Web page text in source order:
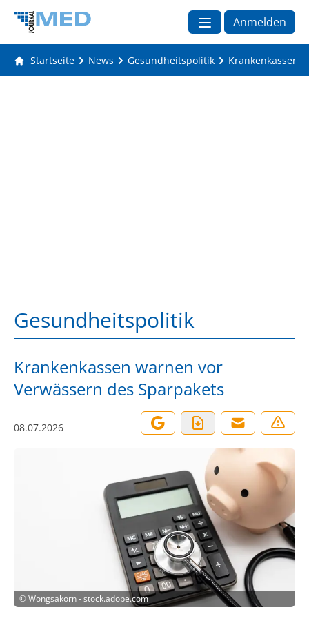
Anmelden
Startseite News Gesundheitspolitik Krankenkassen
Gesundheitspolitik
Krankenkassen warnen vor
Verwässern des Sparpakets
08.07.2026
©Wongsakorn - stock.adobe.com